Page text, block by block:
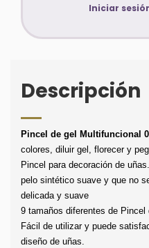
Iniciar
Descripción
Pincel de gel Multifuncional
colores, diluir gel, florecer y
Pincel para decoración de uñas.
pelo sintético suave y que no
delicada y suave
9 tamaños diferentes de Pincel
Fácil de utilizar y puede
diseño de uñas.